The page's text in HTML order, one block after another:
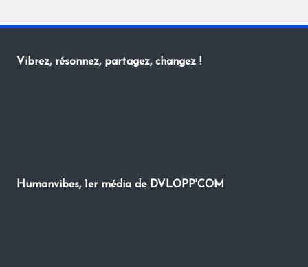
Vibrez, résonnez, partagez, changez !
Humanvibes, 1er média de DVLOPP'COM